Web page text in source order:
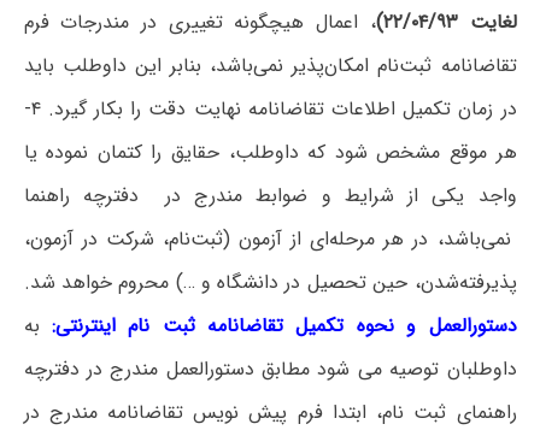
لغایت ۲۲/۰۴/۹۳)
، اعمال هیچگونه تغییری در مندرجات فرم‌
تقاضانامه‌ ثبت‌نام امکان‌پذیر نمی‌باشد، بنابر این‌ داوطلب‌ باید
در زمان تکمیل اطلاعات تقاضانامه نهایت دقت را بکار گیرد. ۴-
هر موقع‌ مشخص‌ شود که‌ داوطلب،‌ حقایق‌ را کتمان‌ نموده‌ یا
واجد یکی‌ از شرایط و ضوابط مندرج‌ در دفترچه‌ راهنما
نمی‌باشد، در هر مرحله‌ای‌ از آزمون‌ (ثبت‌نام‌، شرکت‌ در آزمون‌،
پذیرفته‌شدن‌، حین‌ تحصیل‌ در دانشگاه ‌و …) محروم‌ خواهد شد.
دستورالعمل و نحوه تکمیل تقاضانامه ثبت نام اینترنتی: به
داوطلبان توصیه می شود مطابق دستورالعمل مندرج در دفترچه
راهنمای ثبت نام، ابتدا فرم پیش نویس تقاضانامه مندرج در